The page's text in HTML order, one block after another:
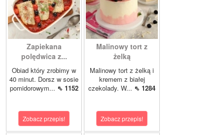
Zapiekana
polędwica z...
Obiad który zrobimy w
40 minut. Dorsz w sosie
pomidorowym... ⇖ 1152
Zobacz przepis!
Malinowy tort z
żelką
Malinowy tort z żelką i
kremem z białej
czekolady. W... ⇖ 1284
Zobacz przepis!